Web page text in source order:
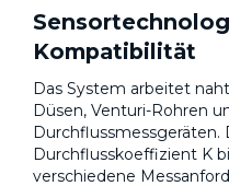
Kompatibilität
Das System arbeitet
Düsen, Venturi-Rohren
Durchflusskoeffizient K
verschiedene